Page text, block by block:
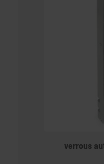
verrous